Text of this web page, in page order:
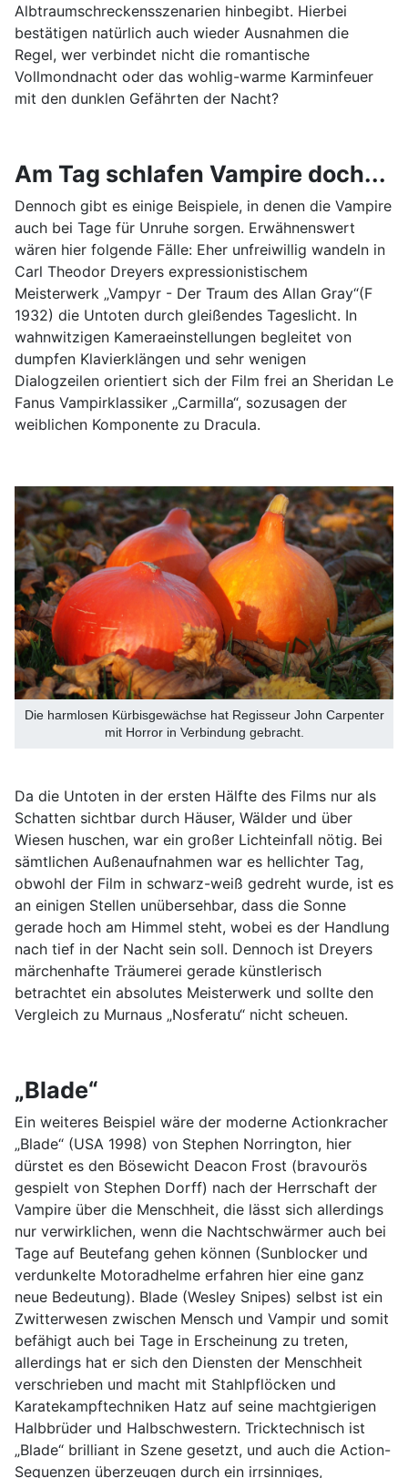
Albtraumschreckensszenarien hinbegibt. Hierbei
bestätigen natürlich auch wieder Ausnahmen die
Regel, wer verbindet nicht die romantische
Vollmondnacht oder das wohlig-warme Karminfeuer
mit den dunklen Gefährten der Nacht?
Am Tag schlafen Vampire doch...
Dennoch gibt es einige Beispiele, in denen die Vampire
auch bei Tage für Unruhe sorgen. Erwähnenswert
wären hier folgende Fälle: Eher unfreiwillig wandeln in
Carl Theodor Dreyers expressionistischem
Meisterwerk „Vampyr - Der Traum des Allan Gray“(F
1932) die Untoten durch gleißendes Tageslicht. In
wahnwitzigen Kameraeinstellungen begleitet von
dumpfen Klavierklängen und sehr wenigen
Dialogzeilen orientiert sich der Film frei an Sheridan Le
Fanus Vampirklassiker „Carmilla“, sozusagen der
weiblichen Komponente zu Dracula.
Die harmlosen Kürbisgewächse hat Regisseur John Carpenter
mit Horror in Verbindung gebracht.
Da die Untoten in der ersten Hälfte des Films nur als
Schatten sichtbar durch Häuser, Wälder und über
Wiesen huschen, war ein großer Lichteinfall nötig. Bei
sämtlichen Außenaufnahmen war es hellichter Tag,
obwohl der Film in schwarz-weiß gedreht wurde, ist es
an einigen Stellen unübersehbar, dass die Sonne
gerade hoch am Himmel steht, wobei es der Handlung
nach tief in der Nacht sein soll. Dennoch ist Dreyers
märchenhafte Träumerei gerade künstlerisch
betrachtet ein absolutes Meisterwerk und sollte den
Vergleich zu Murnaus „Nosferatu“ nicht scheuen.
„Blade“
Ein weiteres Beispiel wäre der moderne Actionkracher
„Blade“ (USA 1998) von Stephen Norrington, hier
dürstet es den Bösewicht Deacon Frost (bravourös
gespielt von Stephen Dorff) nach der Herrschaft der
Vampire über die Menschheit, die lässt sich allerdings
nur verwirklichen, wenn die Nachtschwärmer auch bei
Tage auf Beutefang gehen können (Sunblocker und
verdunkelte Motoradhelme erfahren hier eine ganz
neue Bedeutung). Blade (Wesley Snipes) selbst ist ein
Zwitterwesen zwischen Mensch und Vampir und somit
befähigt auch bei Tage in Erscheinung zu treten,
allerdings hat er sich den Diensten der Menschheit
verschrieben und macht mit Stahlpflöcken und
Karatekampftechniken Hatz auf seine machtgierigen
Halbbrüder und Halbschwestern. Tricktechnisch ist
„Blade“ brilliant in Szene gesetzt, und auch die Action-
Sequenzen überzeugen durch ein irrsinniges,